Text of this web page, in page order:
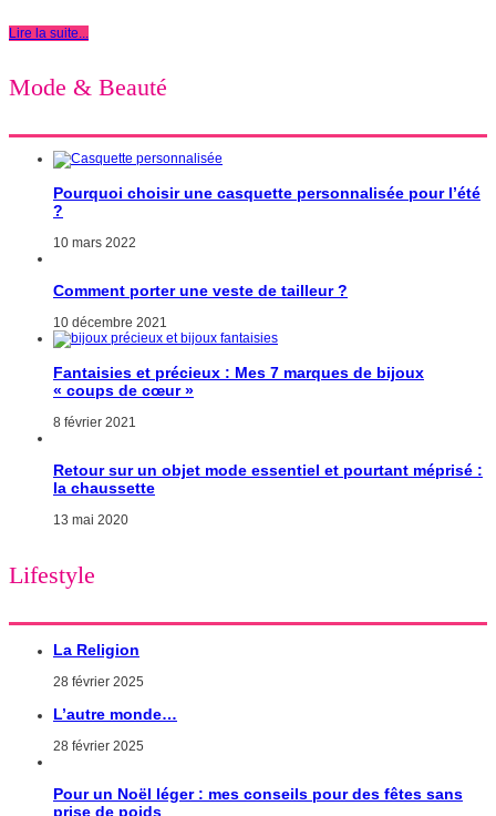
Lire la suite...
Mode & Beauté
Pourquoi choisir une casquette personnalisée pour l’été
?
10 mars 2022
Comment porter une veste de tailleur ?
10 décembre 2021
Fantaisies et précieux : Mes 7 marques de bijoux
« coups de cœur »
8 février 2021
Retour sur un objet mode essentiel et pourtant méprisé :
la chaussette
13 mai 2020
Lifestyle
La Religion
28 février 2025
L’autre monde…
28 février 2025
Pour un Noël léger : mes conseils pour des fêtes sans
prise de poids